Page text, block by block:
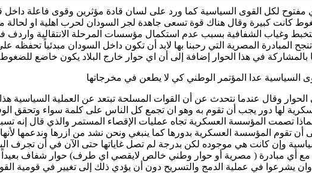
مفتوح لكل القوى السياسية كما ورد على لسان قادة مؤثرين وقوى فاعلة
كانت كبيرة وقال هناك قوة تسعى جاهدة لجر السودان لحرب اهلية او لحالة
وغياب الشفافية بسبب عدم استكمال مؤسسات المرحلة الانتقالية واردف
المبادرة المصرية التي رحبنا بها لابد أن تكون داخل السودان مبدئياً
في هذا الحوار إضافة إلى أن اي حوار خارج البلاد يكون خاضع للضغوط
عدا المؤتمر الوطني كي لا يطعن في مخرجاتها
وقال عندما نتحدث عن أن القوات المسلحة تبتعد عن العملية السياسية
لها دور يجب أن تقوم به وهو ان تجمع كل الناس على كلمة سواء
تصمت المؤسسة العسكرية تجاه عمليات الإقصاء المستمر والذي قال إنه
تقوم المؤسسة العسكرية بدورها كما ينبغي ونحن نشد من ازرها وندعمها
وإن كانت هي موجوده لكن بدرجة لم تصل غاياتها حتى الآن في أن تجرف
مع أي مبادرة ( مصرية أو حوار وطني خالص لايقصي اي طرف) حوار شفاف
يشرعوا في عملية الدمج والتسريح دون أن يؤدي ذلك إلى تغيير في قومية